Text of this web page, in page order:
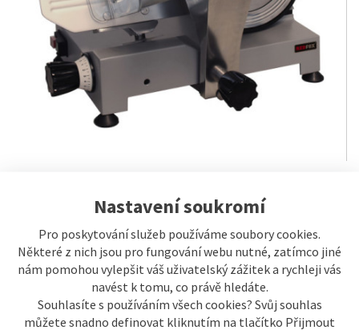
Nastavení soukromí
Pro poskytování služeb používáme soubory cookies.
Některé z nich jsou pro fungování webu nutné, zatímco jiné
nám pomohou vylepšit váš uživatelský zážitek a rychleji vás
navést k tomu, co právě hledáte.
Souhlasíte s používáním všech cookies? Svůj souhlas
můžete snadno definovat kliknutím na tlačítko Přijmout
19.493,10 Kč ks
Koupit
00020254
Výrobce:
REDFOX